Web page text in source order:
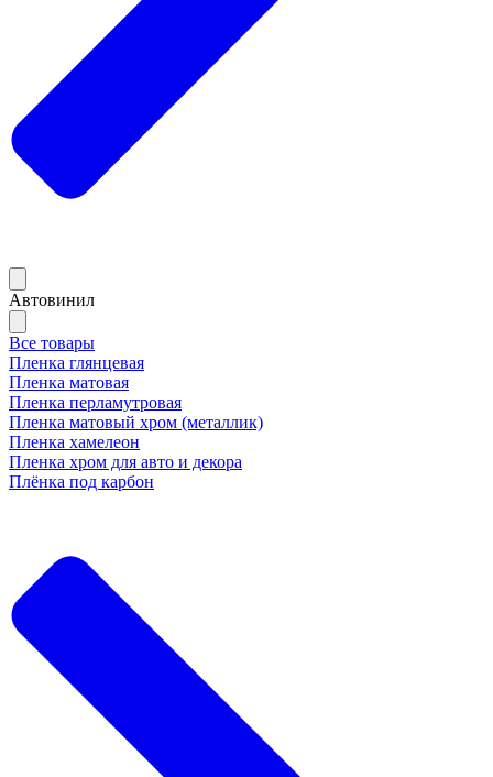
Автовинил
Все товары
Пленка глянцевая
Пленка матовая
Пленка перламутровая
Пленка матовый хром (металлик)
Пленка хамелеон
Пленка хром для авто и декора
Плёнка под карбон